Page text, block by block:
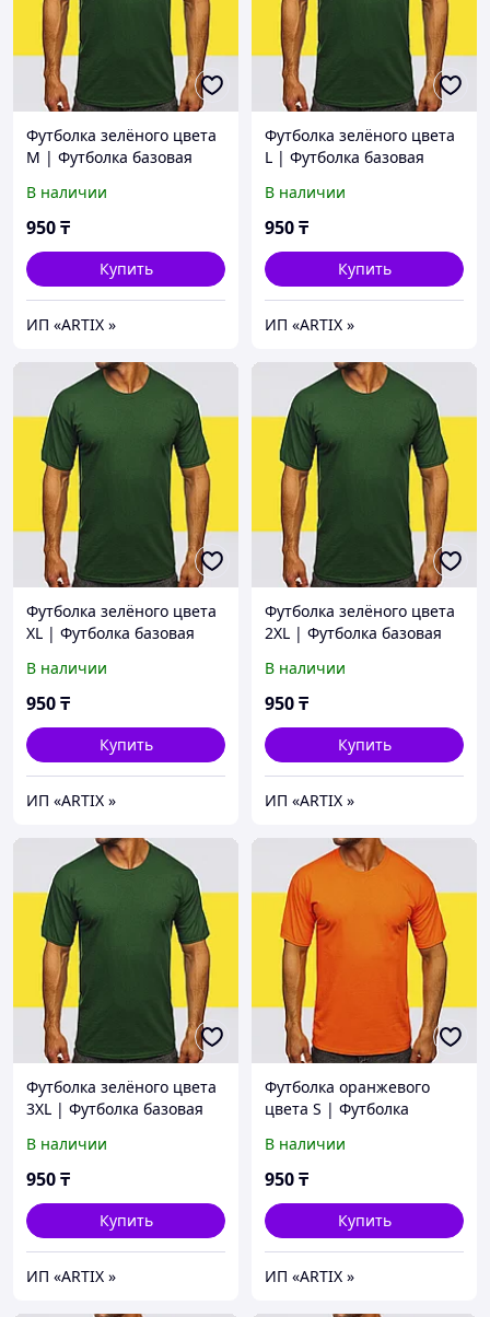
Футболка зелёного цвета
M | Футболка базовая
плотности) | Футболка
хлопок
В наличии
950₸
Купить
ИП «ARTIX »
Футболка зелёного цвета
L | Футболка базовая
плотности) | Футболка
хлопок
В наличии
950₸
Купить
ИП «ARTIX »
Футболка зелёного цвета
XL | Футболка базовая
плотности) | Футболка
хлопок
В наличии
950₸
Купить
ИП «ARTIX »
Футболка зелёного цвета
2XL | Футболка базовая
плотности) | Футболка
хлопок
В наличии
950₸
Купить
ИП «ARTIX »
Футболка зелёного цвета
3XL | Футболка базовая
плотности) | Футболка
хлопок
В наличии
950₸
Купить
ИП «ARTIX »
Футболка оранжевого
цвета S | Футболка
(125гр плотности) |
Футболка под принт
В наличии
950₸
Купить
ИП «ARTIX »